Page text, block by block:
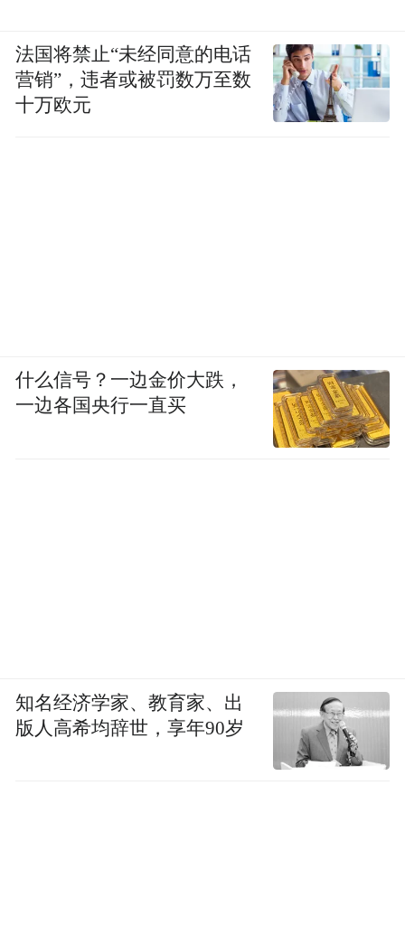
法国将禁止“未经同意的电话
营销”，违者或被罚数万至数
十万欧元
什么信号？一边金价大跌，
一边各国央行一直买
知名经济学家、教育家、出
版人高希均辞世，享年90岁